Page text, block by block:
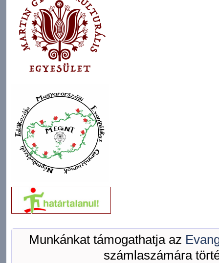
Munkánkat támogathatja az
számlaszámára